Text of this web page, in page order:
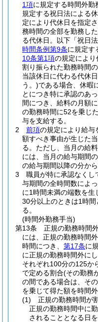
1項に規定する時間外勤
規定する祝日法による
定により代休日を指定
務時間の全部を勤務し
る代休日。以下「祝日
時間条例第9条に規定す
10条第1項の規定により
割り振られた勤務時間
当該休日に代わる代休
う。)である場合、休暇
とにつき特に承認のあ
間につき、給料の月額
の勤務時間に52を乗じ
与を支給する。
2
前項の規定により給与
額すべき事由が生じた
る。 ただし、当月の給
には、当月の給与期間
の給与期間以降の分から
3
職員が特に承認なくし
与期間の全時間数によ
に1時間未満の端数を
30分以上のときは1時
る。
(時間外勤務手当)
第13条
正規の勤務時間
には、正規の勤務時間
時間につき、 第17条に
に正規の勤務時間外に
それぞれ100分の125か
で定める割合(その勤務
の間である場合は、そ
を乗じて得た額を時間
(1)
正規の勤務時間が
正規の勤務時間中に
されることとなる日を